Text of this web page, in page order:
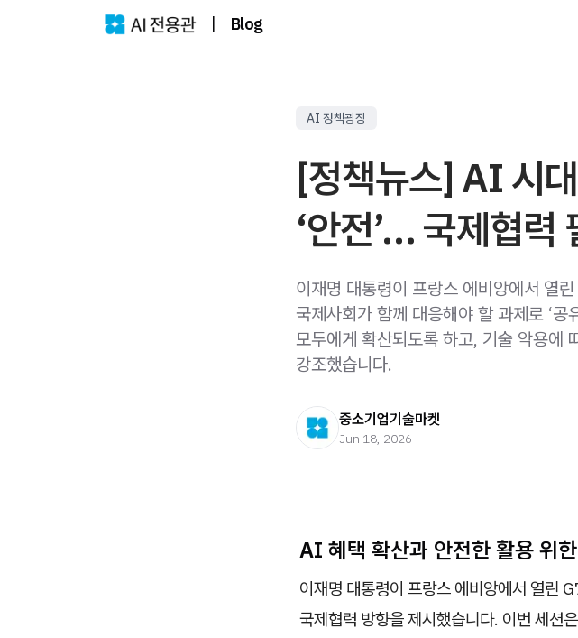
| Blog
AI 정책광장
[정책뉴스] AI 시
‘안전’… 국제협력
이재명 대통령이 프랑스 에비앙에서 열
국제사회가 함께 대응해야 할 과제로 ‘공
모두에게 확산되도록 하고, 기술 악용에
강조했습니다.
중소기업기술마켓
Jun 18, 2026
AI 혜택 확산과 안전한 활용 위
이재명 대통령이 프랑스 에비앙에서 열린
국제협력 방향을 제시했습니다. 이번 세션